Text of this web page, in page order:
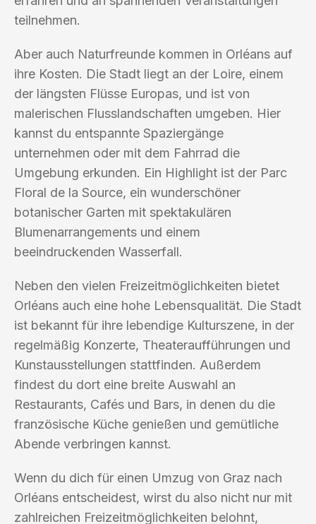
teilnehmen.
Aber auch Naturfreunde kommen in Orléans auf
ihre Kosten. Die Stadt liegt an der Loire, einem
der längsten Flüsse Europas, und ist von
malerischen Flusslandschaften umgeben. Hier
kannst du entspannte Spaziergänge
unternehmen oder mit dem Fahrrad die
Umgebung erkunden. Ein Highlight ist der Parc
Floral de la Source, ein wunderschöner
botanischer Garten mit spektakulären
Blumenarrangements und einem
beeindruckenden Wasserfall.
Neben den vielen Freizeitmöglichkeiten bietet
Orléans auch eine hohe Lebensqualität. Die Stadt
ist bekannt für ihre lebendige Kulturszene, in der
regelmäßig Konzerte, Theateraufführungen und
Kunstausstellungen stattfinden. Außerdem
findest du dort eine breite Auswahl an
Restaurants, Cafés und Bars, in denen du die
französische Küche genießen und gemütliche
Abende verbringen kannst.
Wenn du dich für einen Umzug von Graz nach
Orléans entscheidest, wirst du also nicht nur mit
zahlreichen Freizeitmöglichkeiten belohnt,